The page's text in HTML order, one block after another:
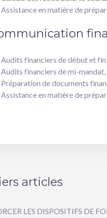
Assistance en matière de
Audits financiers de début et fin
Audits financiers de mi-mandat,
Préparation de documents
Assistance en matière de
articles
LES DISPOSITIFS DE